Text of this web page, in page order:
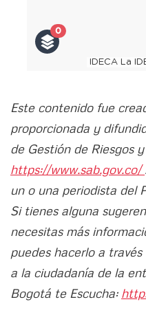
Este contenido fue
proporcionada y
de Gestión de Riesgos
https://www.sab.gov.co/
un o una periodista del
Si tienes alguna
necesitas más
puedes hacerlo a
a la ciudadanía de la
Bogotá te Escucha: